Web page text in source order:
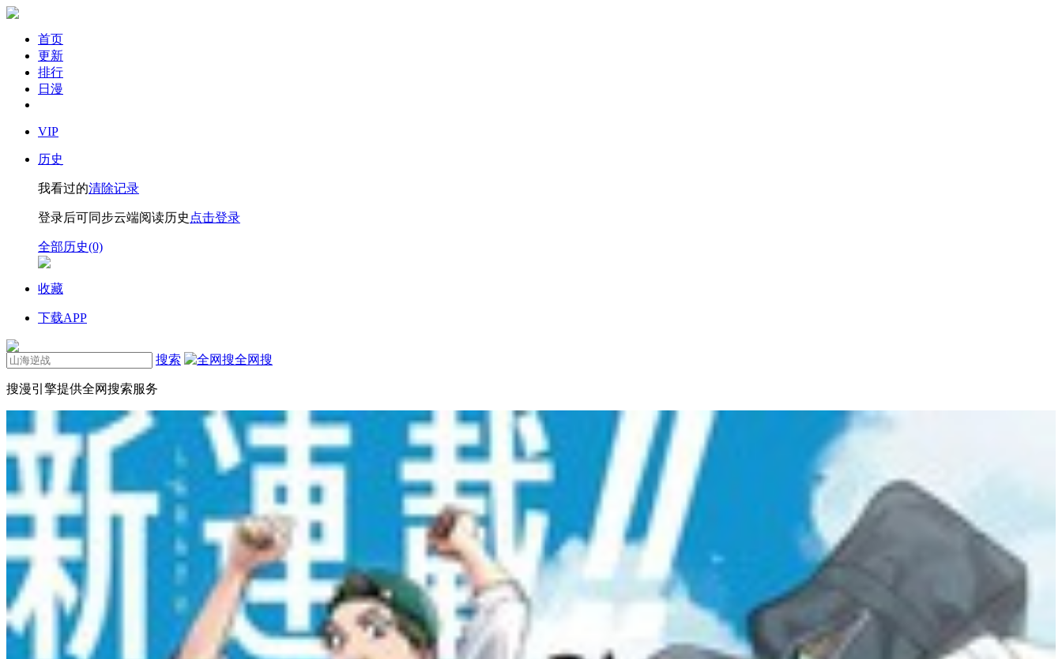
首页
更新
排行
日漫
VIP
历史
我看过的清除记录
登录后可同步云端阅读历史 点击登录
全部历史(0)
收藏
下载APP
搜索 全网搜
搜漫引擎提供全网搜索服务